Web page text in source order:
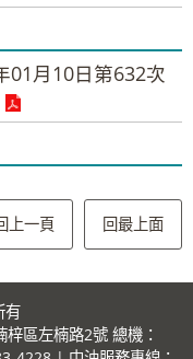
01月10日第632次
上一頁 回最上面
有
區左楠路2號 總機：